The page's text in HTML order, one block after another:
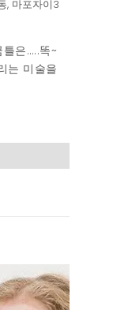
, 마포자이3
은…..똑~
는 미술을
입니다.” 1
하고 스토리
어도 1시간